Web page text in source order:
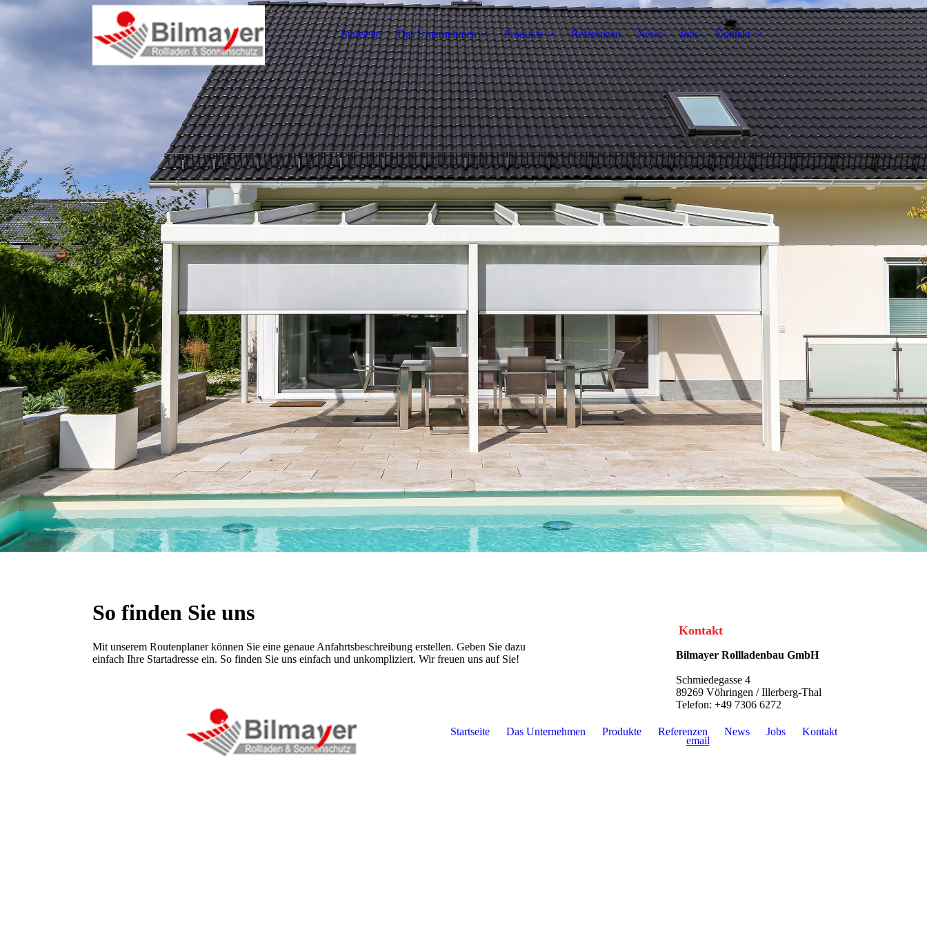
Startseite Das Unternehmen Produkte Referenzen News Jobs Kontakt
So finden Sie uns
Mit unserem Routenplaner können Sie eine genaue Anfahrtsbeschreibung erstellen. Geben Sie dazu
einfach Ihre Startadresse ein. So finden Sie uns einfach und unkompliziert. Wir freuen uns auf Sie!
Startseite Das Unternehmen Produkte Referenzen News Jobs Kontakt
Kontakt
Bilmayer Rollladenbau GmbH
Schmiedegasse 4
89269 Vöhringen / Illerberg-Thal
Telefon: +49 7306 6272
email